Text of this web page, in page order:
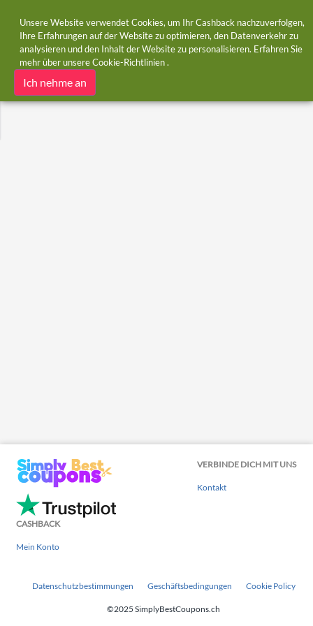
Startseite Kategorien Foto
Foto
Gutscheine
VERBINDE DICH MIT UNS
Kontakt
CASHBACK
Mein Konto
Datenschutzbestimmungen Geschäftsbedingungen Cookie Policy
©2025 SimplyBestCoupons.ch
Unsere Website verwendet Cookies, um Ihr Cashback nachzuverfolgen,
Ihre Erfahrungen auf der Website zu optimieren, den Datenverkehr zu
analysieren und den Inhalt der Website zu personalisieren. Erfahren Sie
mehr über unsereCookie-Richtlinien.
Ich nehme an